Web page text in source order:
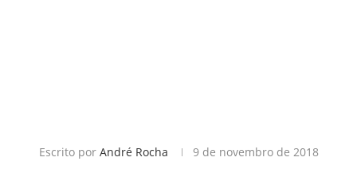
Escrito por André Rocha 9 de novembro de 2018